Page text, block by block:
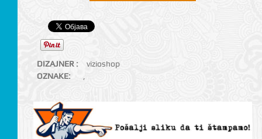
DIZAJNER :
vizioshop
OZNAKE:
,